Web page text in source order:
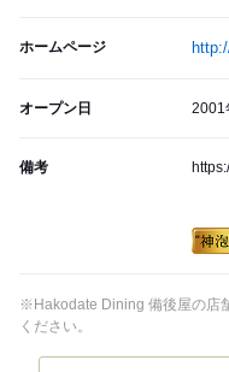
ホームページ
オープン日 2001
備考
※Hakodate Dining 備後屋の店
ください。